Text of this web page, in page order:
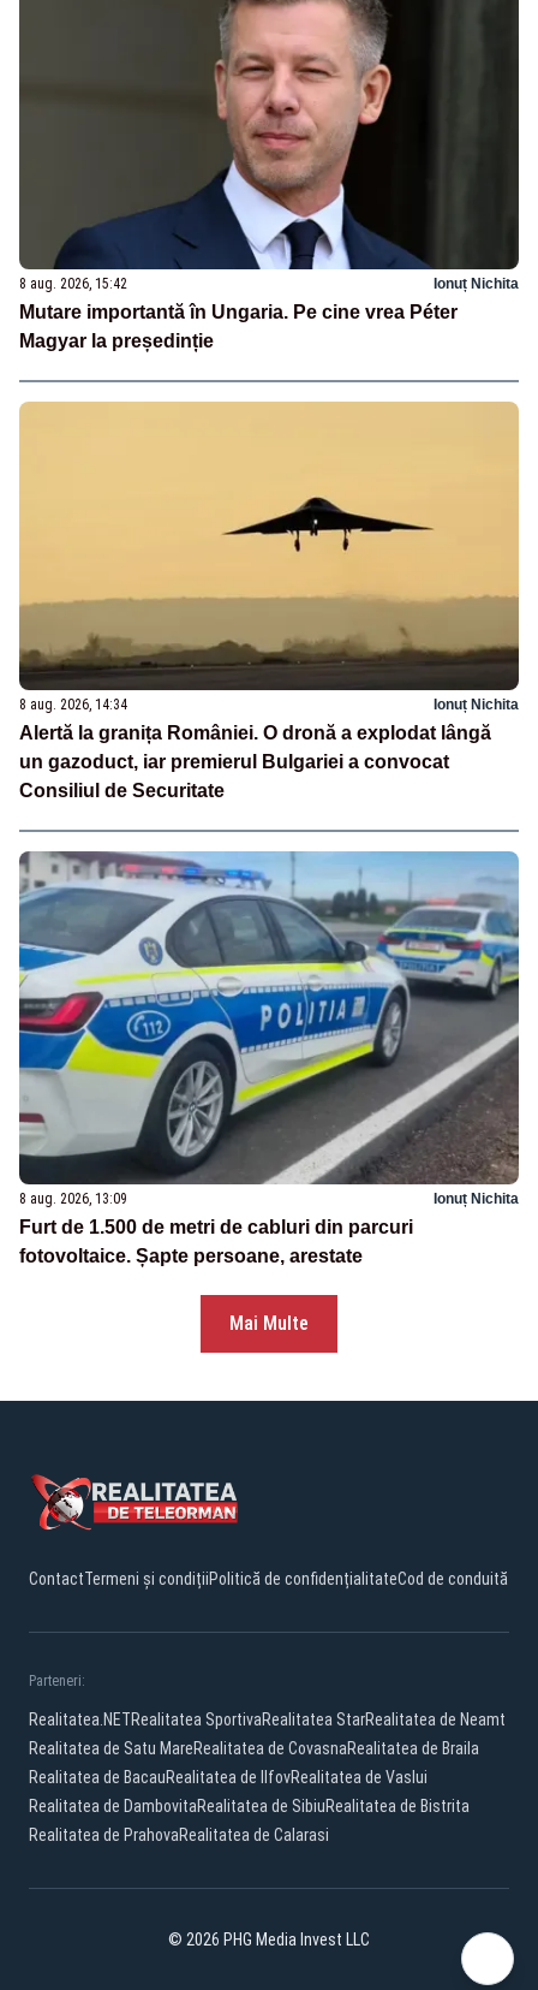
8 aug. 2026, 15:42 Ionuț Nichita
Mutare importantă în Ungaria. Pe cine vrea Péter
Magyar la președinție
8 aug. 2026, 14:34 Ionuț Nichita
Alertă la granița României. O dronă a explodat lângă
un gazoduct, iar premierul Bulgariei a convocat
Consiliul de Securitate
8 aug. 2026, 13:09 Ionuț Nichita
Furt de 1.500 de metri de cabluri din parcuri
fotovoltaice. Șapte persoane, arestate
Mai Multe
ContactTermeni și condițiiPolitică de confidențialitateCod de conduită
Parteneri:
Realitatea.NETRealitatea SportivaRealitatea StarRealitatea de Neamt
Realitatea de Satu MareRealitatea de CovasnaRealitatea de Braila
Realitatea de BacauRealitatea de IlfovRealitatea de Vaslui
Realitatea de DambovitaRealitatea de SibiuRealitatea de Bistrita
Realitatea de PrahovaRealitatea de Calarasi
© 2026 PHG Media Invest LLC